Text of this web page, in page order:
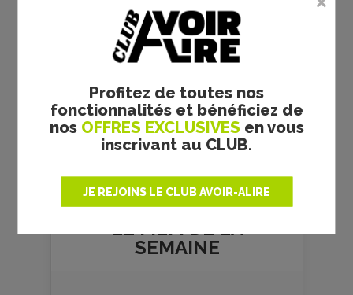
Profitez de toutes nos
fonctionnalités et bénéficiez de
nos OFFRES EXCLUSIVES en vous
inscrivant au CLUB.
JE REJOINS LE CLUB AVOIR-ALIRE
Plus de films
LE FILM DELA
SEMAINE